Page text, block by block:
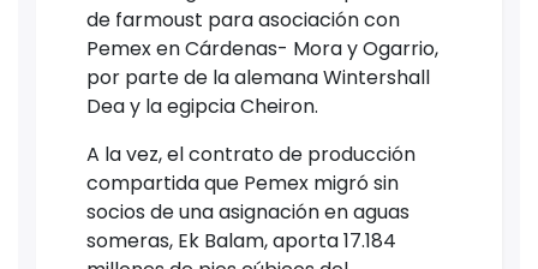
de farmoust para asociación con
Pemex en Cárdenas- Mora y Ogarrio,
por parte de la alemana Wintershall
Dea y la egipcia Cheiron.
A la vez, el contrato de producción
compartida que Pemex migró sin
socios de una asignación en aguas
someras, Ek Balam, aporta 17.184